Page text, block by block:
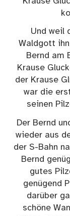
Und weil
Waldgott
Bernd am
Krause
der Krause
war die
seinen
Der Bernd
wieder aus
der S-Bahn
Bernd
gutes
genügend
darüber
schöne